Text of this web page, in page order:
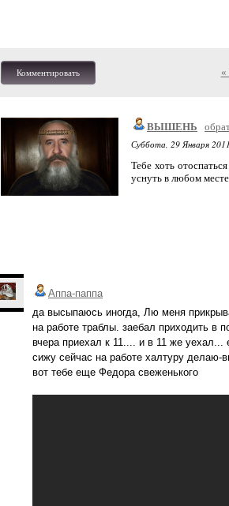
Комментировать «
ВЫШЕНЬ
Суббота, 29 Января
Тебе хоть
уснуть в любом
Аппа-паппа
да высыпаюсь иногда, Лю меня
на работе траблы. заебал приходить в
вчера приехал к 11.... и в 11 же
сижу сейчас на работе халтуру делаю-
вот тебе еще Федора свеженького